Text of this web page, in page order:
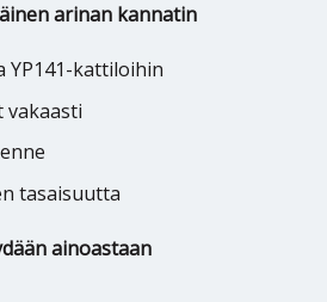
arinan kannatin
YP141-kattiloihin
vakaasti
tasaisuutta
ainoastaan